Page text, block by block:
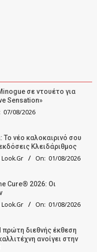
σε ντουέτο για
Sensation»
07/08/2026
Το νέο καλοκαιρινό σου
Κλειδάριθμος
On: 01/08/2026
Cure® 2026: Οι
On: 01/08/2026
διεθνής έκθεση
ανοίγει στην